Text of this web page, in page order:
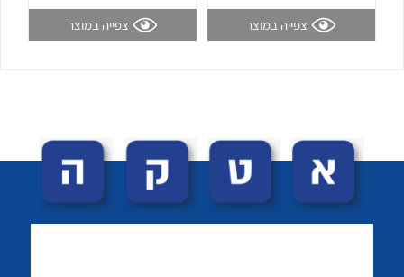
צפייה במוצר צפייה במוצר